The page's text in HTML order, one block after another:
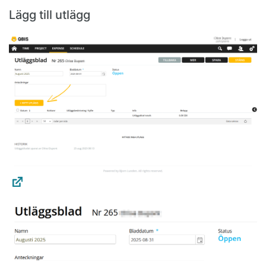
Lägg till utlägg